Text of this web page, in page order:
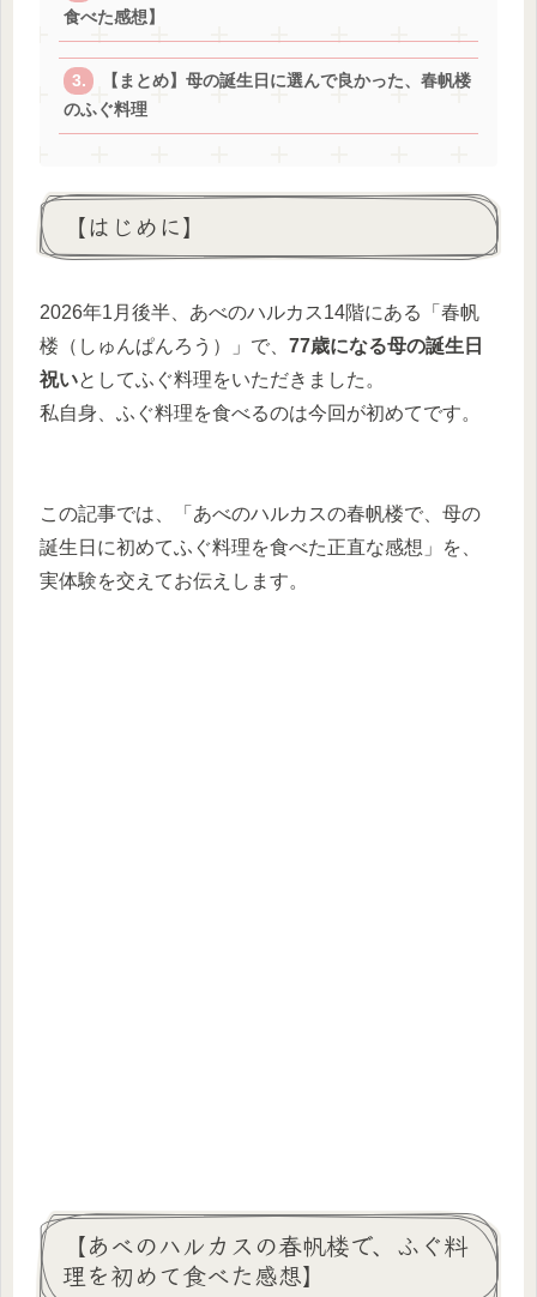
食べた感想】
【まとめ】母の誕生日に選んで良かった、春帆楼
のふぐ料理
【はじめに】
2026年1月後半、あべのハルカス14階にある「春帆
楼（しゅんぱんろう）」で、 77歳になる母の誕生日
祝いとしてふぐ料理をいただきました。
私自身、ふぐ料理を食べるのは今回が初めてです。
この記事では、「あべのハルカスの春帆楼で、母の
誕生日に初めてふぐ料理を食べた正直な感想」を、
実体験を交えてお伝えします。
【あべのハルカスの春帆楼で、ふぐ料
理を初めて食べた感想】